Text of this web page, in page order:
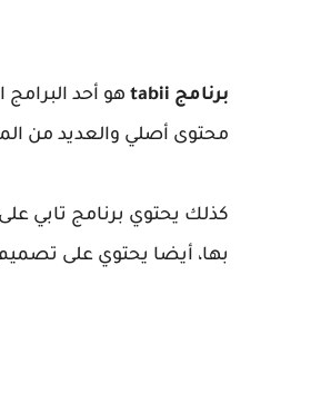
برنامج tabii
هو أحد
محتوى أصلي والعديد من
كذلك يحتوي برنامج تابي
بها، أيضا يحتوي على